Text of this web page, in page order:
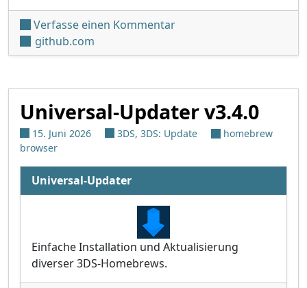
Verfasse einen Kommentarunter 'Universal-Updater
github.com
Universal-Updater v3.4.0
15. Juni 2026 3DS, 3DS: Update
homebrew
browser
Universal-Updater
Einfache Installation und Aktualisierung
diverser 3DS-Homebrews.